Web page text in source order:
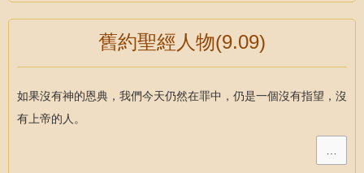
舊約聖經人物(9.09)
如果沒有神的恩典，我們今天仍然在罪中，仍是一個沒有指望，沒
有上帝的人。
…